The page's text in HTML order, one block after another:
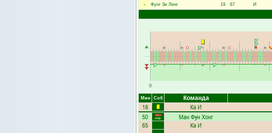
-
Фунг Зи Ленг 19 67 И
0
Мин Соб Команда
18 Ка И
50 Ман Фун Хонг
65 Ка И